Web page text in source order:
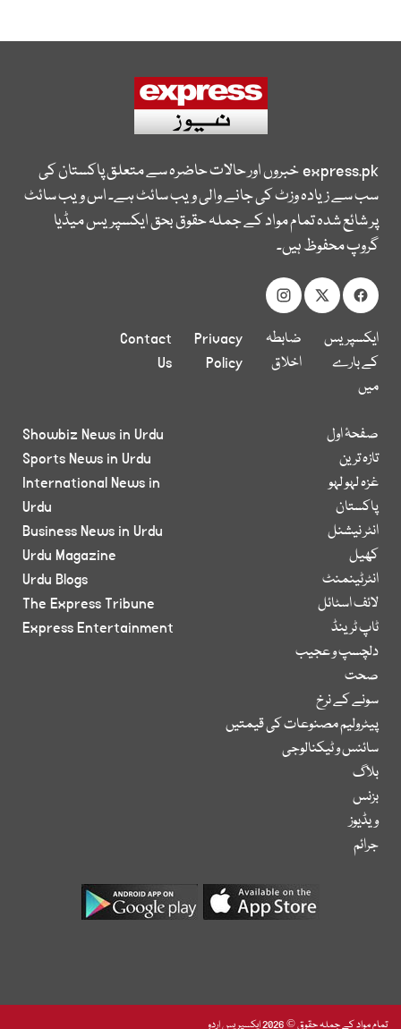
express.pkخبروں اور حالات حاضرہ سے متعلق پاکستان کی
سب سے زیادہ وزٹ کی جانے والی ویب سائٹ ہے۔ اس ویب سائٹ
پر شائع شدہ تمام مواد کے جملہ حقوق بحق ایکسپریس میڈیا
گروپ محفوظ ہیں۔
ایکسپریس
کے بارے
میں
ضابطہ
اخلاق
Privacy
Policy
Contact
Us
صفحۂ اول
تازہ ترین
غزہ لہو لہو
پاکستان
انٹر نیشنل
کھیل
انٹرٹینمنٹ
لائف اسٹائل
ٹاپ ٹرینڈ
دلچسپ و عجیب
صحت
سونے کے نرخ
پیٹرولیم مصنوعات کی قیمتیں
سائنس و ٹیکنالوجی
بلاگ
بزنس
ویڈیوز
جرائم
Showbiz News in Urdu
Sports News in Urdu
International News in
Urdu
Business News in Urdu
Urdu Magazine
Urdu Blogs
The Express Tribune
Express Entertainment
تمام مواد کے جملہ حقوق © 2026 ایکسپریس اردو